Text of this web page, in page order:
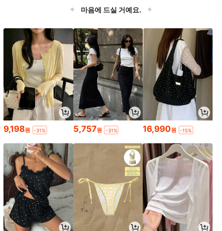
마음에 드실 거예요.
9,198원 -31% 5,757원 -31% 16,990원 -15%